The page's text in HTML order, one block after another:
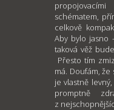
schématem,
celkově
Aby bylo jasno
taková věž
Přesto tím
má. Doufám,
je vlastně
promptně
z